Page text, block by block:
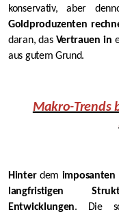
konservativ, aber
Goldproduzenten
daran, das Vertrauen in
aus gutem Grund.
Makro-Trends
Hinter dem imposanten
langfristigen
Entwicklungen. Die